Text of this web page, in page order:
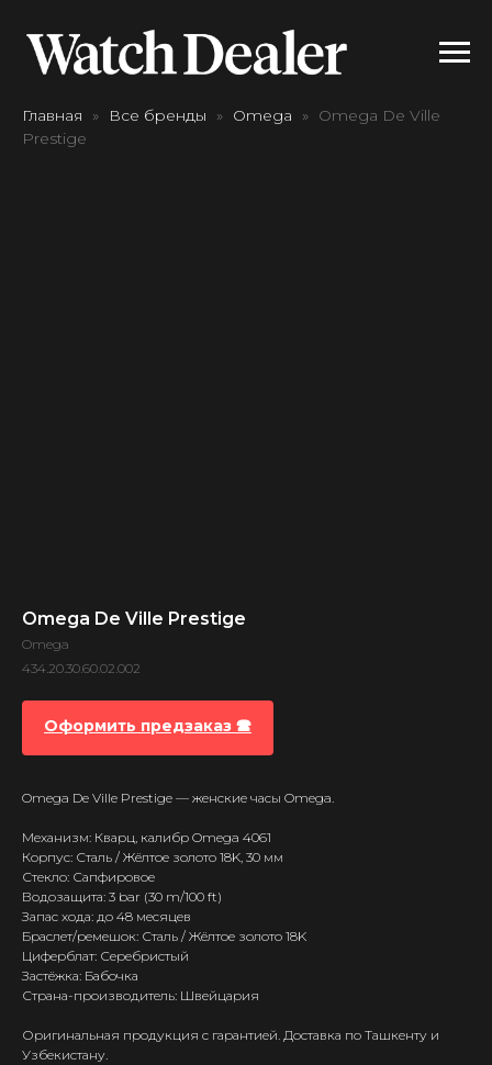
Главная Все бренды Omega
Omega De Ville
Prestige
Omega De Ville Prestige
Omega
434.20.30.60.02.002
Оформить предзаказ 🕿
Omega De Ville Prestige — женские часы Omega.
Механизм: Кварц, калибр Omega 4061
Корпус: Сталь / Жёлтое золото 18K, 30 мм
Стекло: Сапфировое
Водозащита: 3 bar (30 m/100 ft)
Запас хода: до 48 месяцев
Браслет/ремешок: Сталь / Жёлтое золото 18K
Циферблат: Серебристый
Застёжка: Бабочка
Страна-производитель: Швейцария
Оригинальная продукция с гарантией. Доставка по Ташкенту и
Узбекистану.